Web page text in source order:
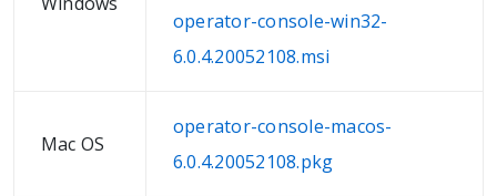
operator-console-win32-
6.0.4.20052108.msi
Mac OS
operator-console-macos-
6.0.4.20052108.pkg